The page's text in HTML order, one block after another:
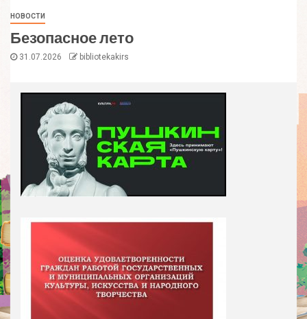
НОВОСТИ
Безопасное лето
31.07.2026 bibliotekakirs